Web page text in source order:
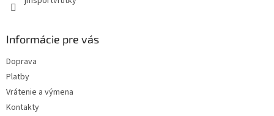
Informácie pre vás
Doprava
Platby
Vrátenie a výmena
Kontakty